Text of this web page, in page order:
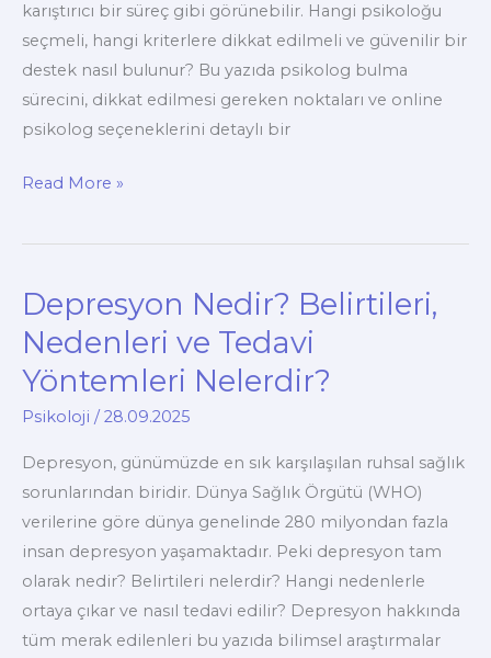
karıştırıcı bir süreç gibi görünebilir. Hangi psikoloğu
seçmeli, hangi kriterlere dikkat edilmeli ve güvenilir bir
destek nasıl bulunur? Bu yazıda psikolog bulma
sürecini, dikkat edilmesi gereken noktaları ve online
psikolog seçeneklerini detaylı bir
Psikolog
Bulunur?
Read More »
Depresyon Nedir? Belirtileri,
Nedenleri ve Tedavi
Yöntemleri Nelerdir?
Psikoloji /28.09.2025
Depresyon, günümüzde en sık karşılaşılan ruhsal sağlık
sorunlarından biridir. Dünya Sağlık Örgütü (WHO)
verilerine göre dünya genelinde 280 milyondan fazla
insan depresyon yaşamaktadır. Peki depresyon tam
olarak nedir? Belirtileri nelerdir? Hangi nedenlerle
ortaya çıkar ve nasıl tedavi edilir? Depresyon hakkında
tüm merak edilenleri bu yazıda bilimsel araştırmalar